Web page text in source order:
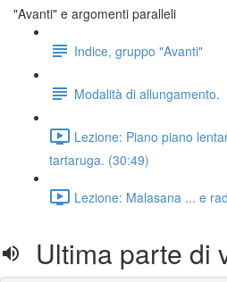
"Avanti" e argomenti paralleli
Indice, gruppo "Avanti"
Modalità di allungamento.
Lezione: Piano piano
tartaruga. (30:49)
Lezione: Malasana ... e
Ultima parte di